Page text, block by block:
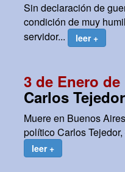
Sin declaración de
condición de muy
servidor...
leer +
3 de Enero de
Carlos Tejedor
Muere en Buenos
político Carlos
leer +